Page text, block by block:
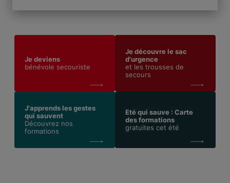
Je deviens
bénévole secouriste
Je découvre le sac
d'urgence
et les trousses de
secours
J'apprends les gestes
qui sauvent
Découvrez nos
formations
Eté qui sauve : Carte
des formations
gratuites cet été